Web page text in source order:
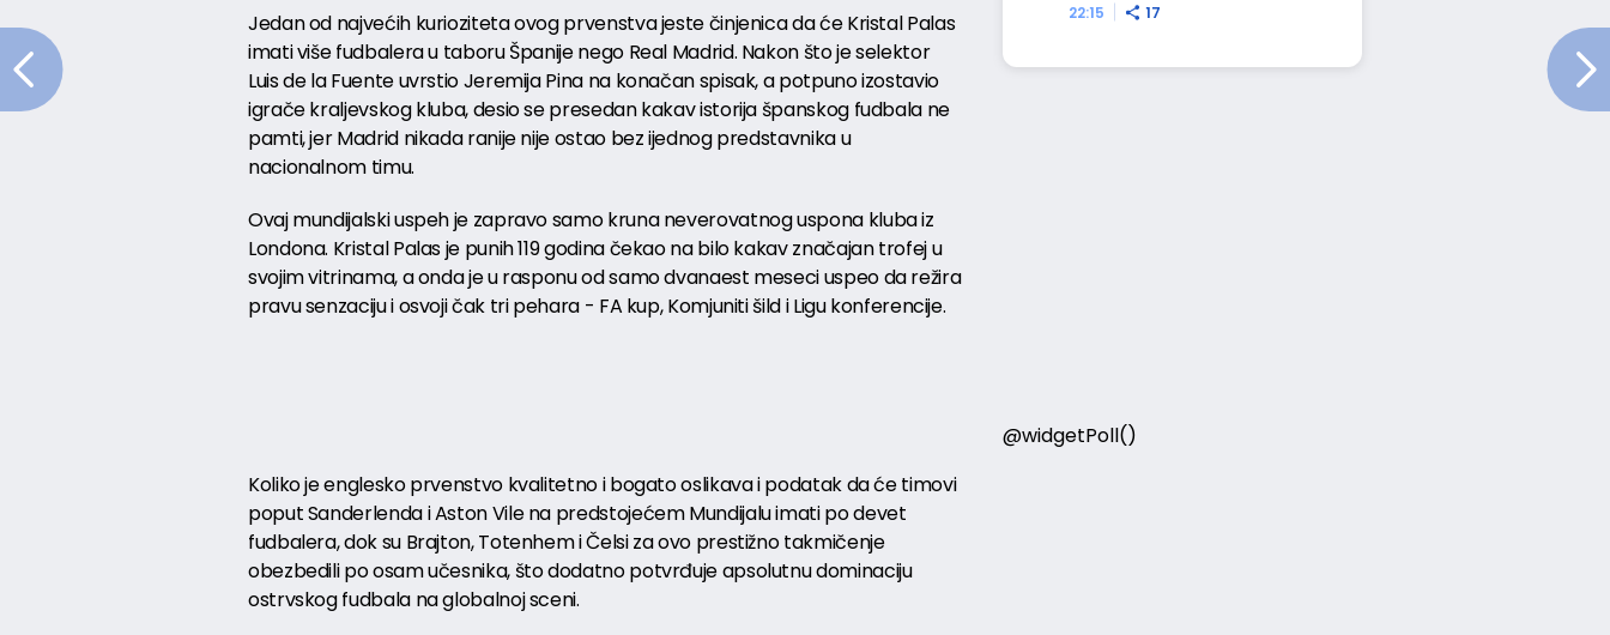
Jedan od najvećih kurioziteta ovog prvenstva jeste činjenica da će Kristal Palas
imati više fudbalera u taboru Španije nego Real Madrid. Nakon što je selektor
Luis de la Fuente uvrstio Jeremija Pina na konačan spisak, a potpuno izostavio
igrače kraljevskog kluba, desio se presedan kakav istorija španskog fudbala ne
pamti, jer Madrid nikada ranije nije ostao bez ijednog predstavnika u
nacionalnom timu.
Ovaj mundijalski uspeh je zapravo samo kruna neverovatnog uspona kluba iz
Londona. Kristal Palas je punih 119 godina čekao na bilo kakav značajan trofej u
svojim vitrinama, a onda je u rasponu od samo dvanaest meseci uspeo da režira
pravu senzaciju i osvoji čak tri pehara - FA kup, Komjuniti šild i Ligu konferencije.
Koliko je englesko prvenstvo kvalitetno i bogato oslikava i podatak da će timovi
poput Sanderlenda i Aston Vile na predstojećem Mundijalu imati po devet
fudbalera, dok su Brajton, Totenhem i Čelsi za ovo prestižno takmičenje
obezbedili po osam učesnika, što dodatno potvrđuje apsolutnu dominaciju
ostrvskog fudbala na globalnoj sceni.
22:15 17
@widgetPoll()